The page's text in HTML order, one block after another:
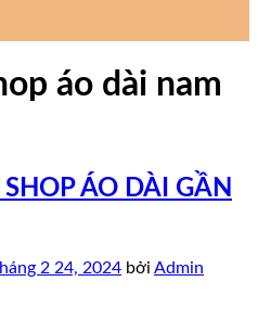
áo dài nam
ÁO DÀI GẦN
2 24, 2024 bởi Admin